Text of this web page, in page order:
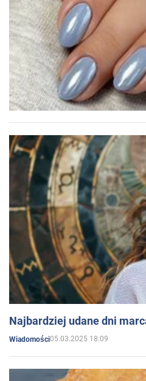
Najbardziej udane dni
Wiadomości05.03.2025 18:09